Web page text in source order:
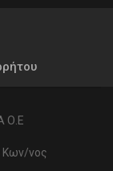
Ο.Ε
Κων/νος